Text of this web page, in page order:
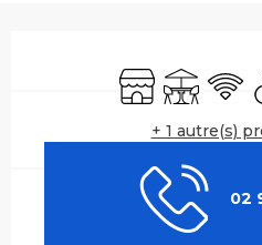
BoutiqueTerrasse
WiFi
+ 1 autre(s)
02